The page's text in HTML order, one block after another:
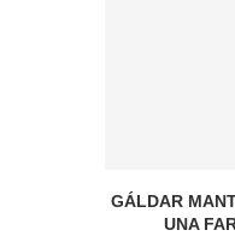
GÁLDAR
UNA